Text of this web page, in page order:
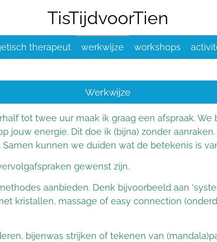
TisTijdvoorTien
therapeut werkwijze workshops
Werkwijze
tot twee uur maak ik graag een afspraak.
jouw energie. Dit doe ik (bijna) zonder
kunnen we duiden wat de betekenis is
gewenst zijn.
aanbieden. Denk bijvoorbeeld aan
kristallen, massage of easy connection
bijenwas strijken of tekenen van